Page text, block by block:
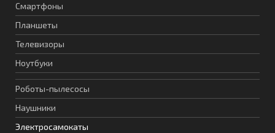
Смартфоны
Планшеты
Телевизоры
Ноутбуки
Роботы-пылесосы
Наушники
Электросамокаты